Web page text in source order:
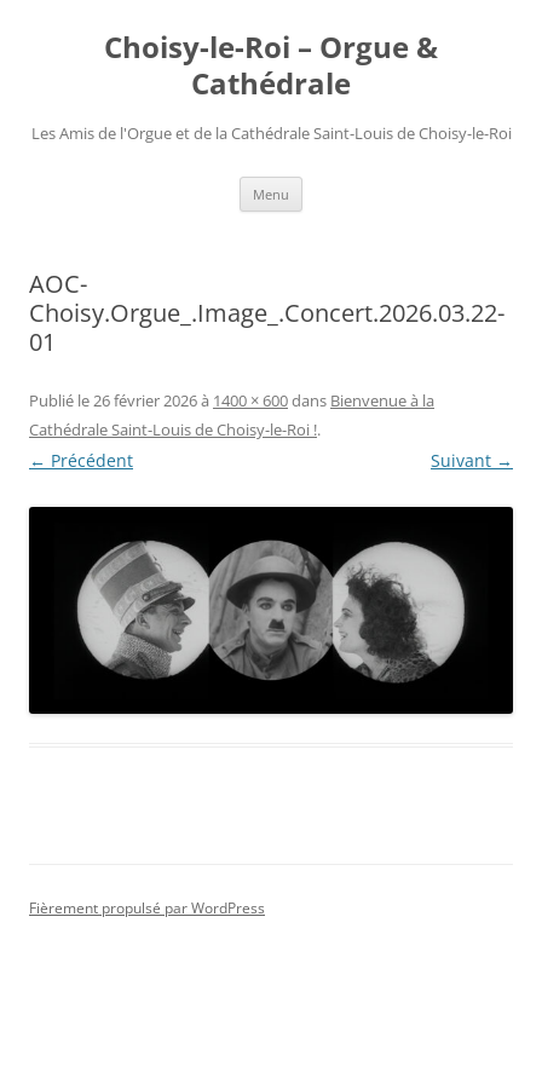
Choisy-le-Roi – Orgue &
Cathédrale
Les Amis de l'Orgue et de la Cathédrale Saint-Louis de Choisy-le-Roi
Menu
AOC-
Choisy.Orgue_.Image_.Concert.2026.03.22-
01
Publié le26 février 2026à 1400 × 600dans Bienvenue à la
Cathédrale Saint-Louis de Choisy-le-Roi !.
← Précédent Suivant →
Fièrement propulsé par WordPress